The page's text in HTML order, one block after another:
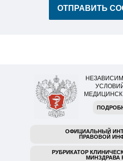
ОФИЦИАЛЬНЫЙ
ПРАВОВОЙ
РУБРИКАТОР
МИНЗДРАВА